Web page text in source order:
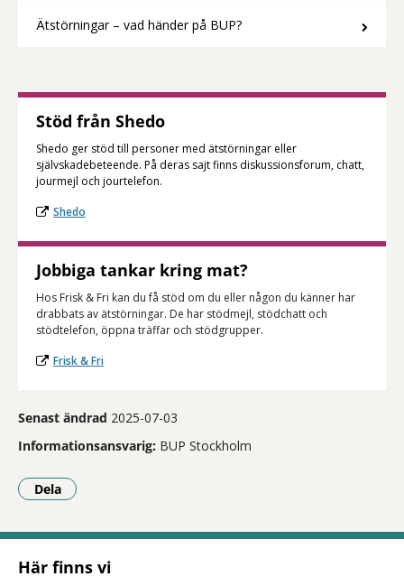
Ätstörningar – vad händer på BUP?
Stöd från Shedo
Shedo ger stöd till personer med ätstörningar eller
självskadebeteende. På deras sajt finns diskussionsforum, chatt,
jourmejl och jourtelefon.
Shedo
Jobbiga tankar kring mat?
Hos Frisk & Fri kan du få stöd om du eller någon du känner har
drabbats av ätstörningar. De har stödmejl, stödchatt och
stödtelefon, öppna träffar och stödgrupper.
Frisk & Fri
Senast ändrad 2025-07-03
Informationsansvarig: BUP Stockholm
Dela
- Klicka för att öppna delningsalternativ.
Här finns vi